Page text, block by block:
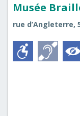
Musée
rue d’Angleterre,